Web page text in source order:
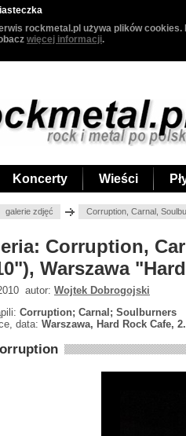
rockmetal.pl używa plików
więcej informacji.
Koncerty Wieści
galerie zdjęć Corruption, Carnal,
Corruption,
Warszawa
autor: Wojtek Dobrogojski
Corruption; Carnal; Soulburners
data: Warszawa, Hard Rock Cafe,